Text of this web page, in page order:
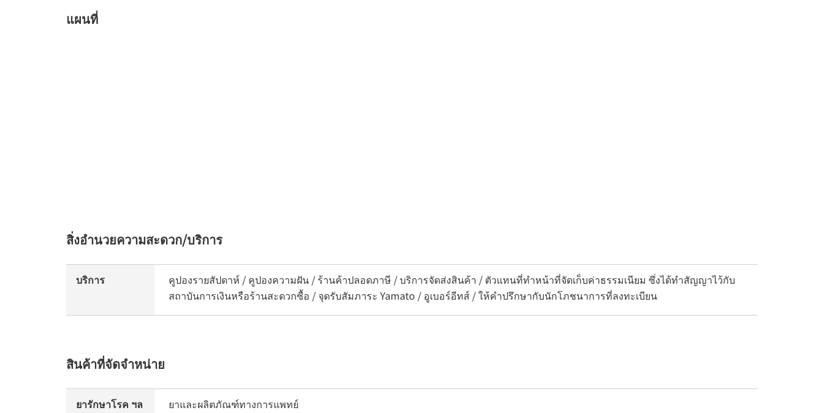
แผนที่
สิ่งอำนวยความสะดวก/บริการ
บริการ
คูปองรายสัปดาห์ / คูปองความฝัน / ร้านค้าปลอดภาษี / บริการจัดส่งสินค้า / ตัวแทนที่ทำหน้าที่จัดเก็บค่าธรรมเนียม ซึ่งได้ทำสัญญาไว้กับ
สถาบันการเงินหรือร้านสะดวกซื้อ / จุดรับสัมภาระ Yamato / อูเบอร์อีทส์ / ให้คำปรึกษากับนักโภชนาการที่ลงทะเบียน
สินค้าที่จัดจำหน่าย
ยารักษาโรค ฯล
ยาและผลิตภัณฑ์ทางการแพทย์